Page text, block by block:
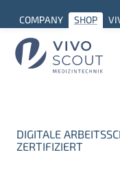
COMPANY SHOP
DIGITALE
ZERTIFIZIERT